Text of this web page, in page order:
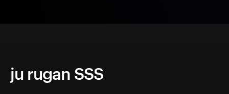
ju rugan SSS